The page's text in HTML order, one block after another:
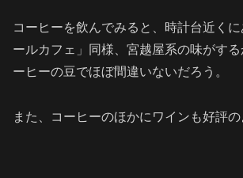
コーヒーを飲んでみると、時計台近く
ールカフェ」同様、宮越屋系の味がす
ーヒーの豆でほぼ間違いないだろう。
また、コーヒーのほかにワインも好評の